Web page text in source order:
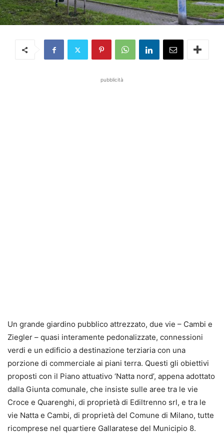
pubblicità
Un grande giardino pubblico attrezzato, due vie – Cambi e
Ziegler – quasi interamente pedonalizzate, connessioni
verdi e un edificio a destinazione terziaria con una
porzione di commerciale ai piani terra. Questi gli obiettivi
proposti con il Piano attuativo ‘Natta nord’, appena adottato
dalla Giunta comunale, che insiste sulle aree tra le vie
Croce e Quarenghi, di proprietà di Ediltrenno srl, e tra le
vie Natta e Cambi, di proprietà del Comune di Milano, tutte
ricomprese nel quartiere Gallaratese del Municipio 8.